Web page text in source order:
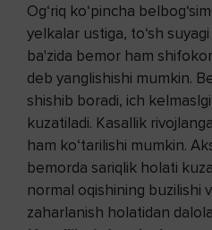
Og‘riq ko‘pincha
yelkalar ustiga, to‘sh
ba'zida bemor ham
deb yanglishishi mumkin.
shishib boradi, ich
kuzatiladi. Kasallik
ham ko‘tarilishi mumkin.
bemorda sariqlik holati
normal oqishining buzilishi
zaharlanish holatidan